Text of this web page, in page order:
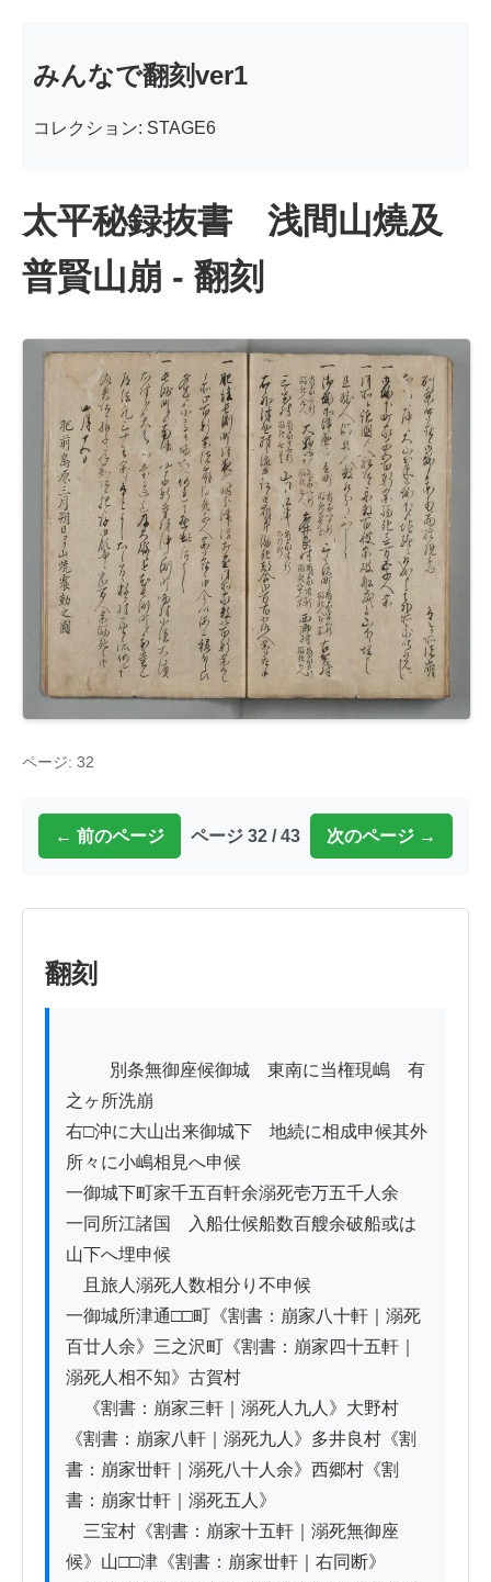
みんなで翻刻ver1
コレクション: STAGE6
太平秘録抜書 浅間山燒及
普賢山崩 - 翻刻
ページ: 32
← 前のページ ページ 32 / 43 次のページ →
翻刻
之ヶ所洗崩
右□沖に大山出来御城下ゟ地続に相成申候其外
所々に小嶋相見へ申候
一御城下町家千五百軒余溺死壱万五千人余
一同所江諸国ゟ入船仕候船数百艘余破船或は
山下へ埋申候
且旅人溺死人数相分り不申候
一御城所津通□□町《割書：崩家八十軒｜溺死
百廿人余》三之沢町《割書：崩家四十五軒｜
溺死人相不知》古賀村
《割書：崩家三軒｜溺死人九人》大野村
《割書：崩家八軒｜溺死九人》多井良村《割
書：崩家丗軒｜溺死八十人余》西郷村《割
書：崩家廿軒｜溺死五人》
三宝村《割書：崩家十五軒｜溺死無御座
候》山□□津《割書：崩家丗軒｜右同断》